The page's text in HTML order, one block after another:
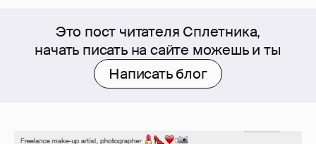
Это пост читателя Сплетника,
начать писать на сайте можешь и ты
Написать блог